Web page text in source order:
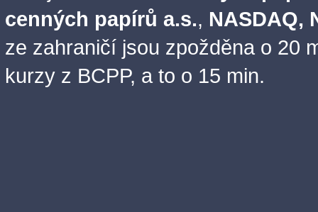
cenných papírů a.s., NASDAQ,
ze zahraničí jsou zpožděna o 20
kurzy z BCPP, a to o 15 min.